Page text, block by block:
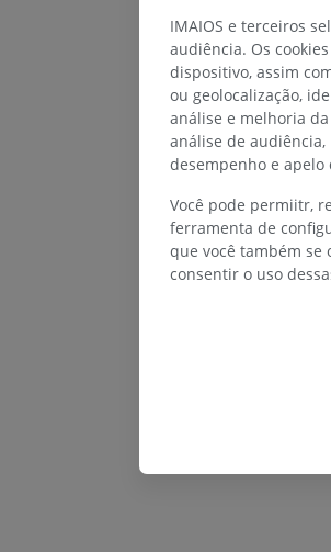
IMAIOS e terceiros
audiência. Os
dispositivo, assim
ou geolocalização,
análise e melhoria
análise de
desempenho e apelo
Você pode permiitr,
ferramenta de
que você também se
consentir o uso